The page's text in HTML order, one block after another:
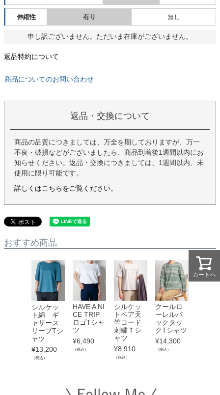
伸縮性 有り 無し
申し訳ございません。ただいま在庫がございません。
返品特約について
商品についてのお問い合わせ
返品・交換について
商品の品質につきましては、万全を期しておりますが、万一
不良・破損などがございましたら、商品到着後1週間以内にお
知らせください。返品・交換につきましては、1週間以内、未
使用に限り可能です。
詳しくはこちらをご覧ください。
おすすめ商品
シルケッ
ト綿 ギ
ャザース
リーブTシ
ャツ
¥13,200
（税込）
HAVE A NI
CE TRIP
ロゴTシャ
ツ
¥6,490
（税込）
シルケッ
トベア天
竺コード
刺繍Ｔシ
ャツ
¥8,910
（税込）
クールロ
ーレルバ
ックタッ
クTシャツ
¥14,300
（税込）
カートへ
カートへ